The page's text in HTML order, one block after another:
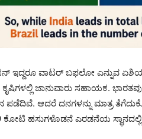
ಇದ್ದರೂ ವಾಟರ್ ಬಫಲೋ ಎನ್ನುವ
ಜಾನುವಾರು ಸಹಾಯಕ.
ಪಡೆದಿವೆ. ಆದರೆ ದನಗಳನ್ನು ಮಾತ್ರ
ಕೋಟಿ ಹಸುಗಳೊಡನೆ ಎರಡನೆಯ